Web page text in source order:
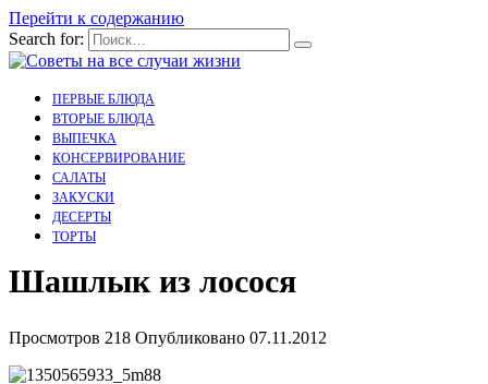
Перейти к содержанию
Search for:
ПЕРВЫЕ БЛЮДА
ВТОРЫЕ БЛЮДА
ВЫПЕЧКА
КОНСЕРВИРОВАНИЕ
САЛАТЫ
ЗАКУСКИ
ДЕСЕРТЫ
ТОРТЫ
Шашлык из лосося
Просмотров 218 Опубликовано 07.11.2012